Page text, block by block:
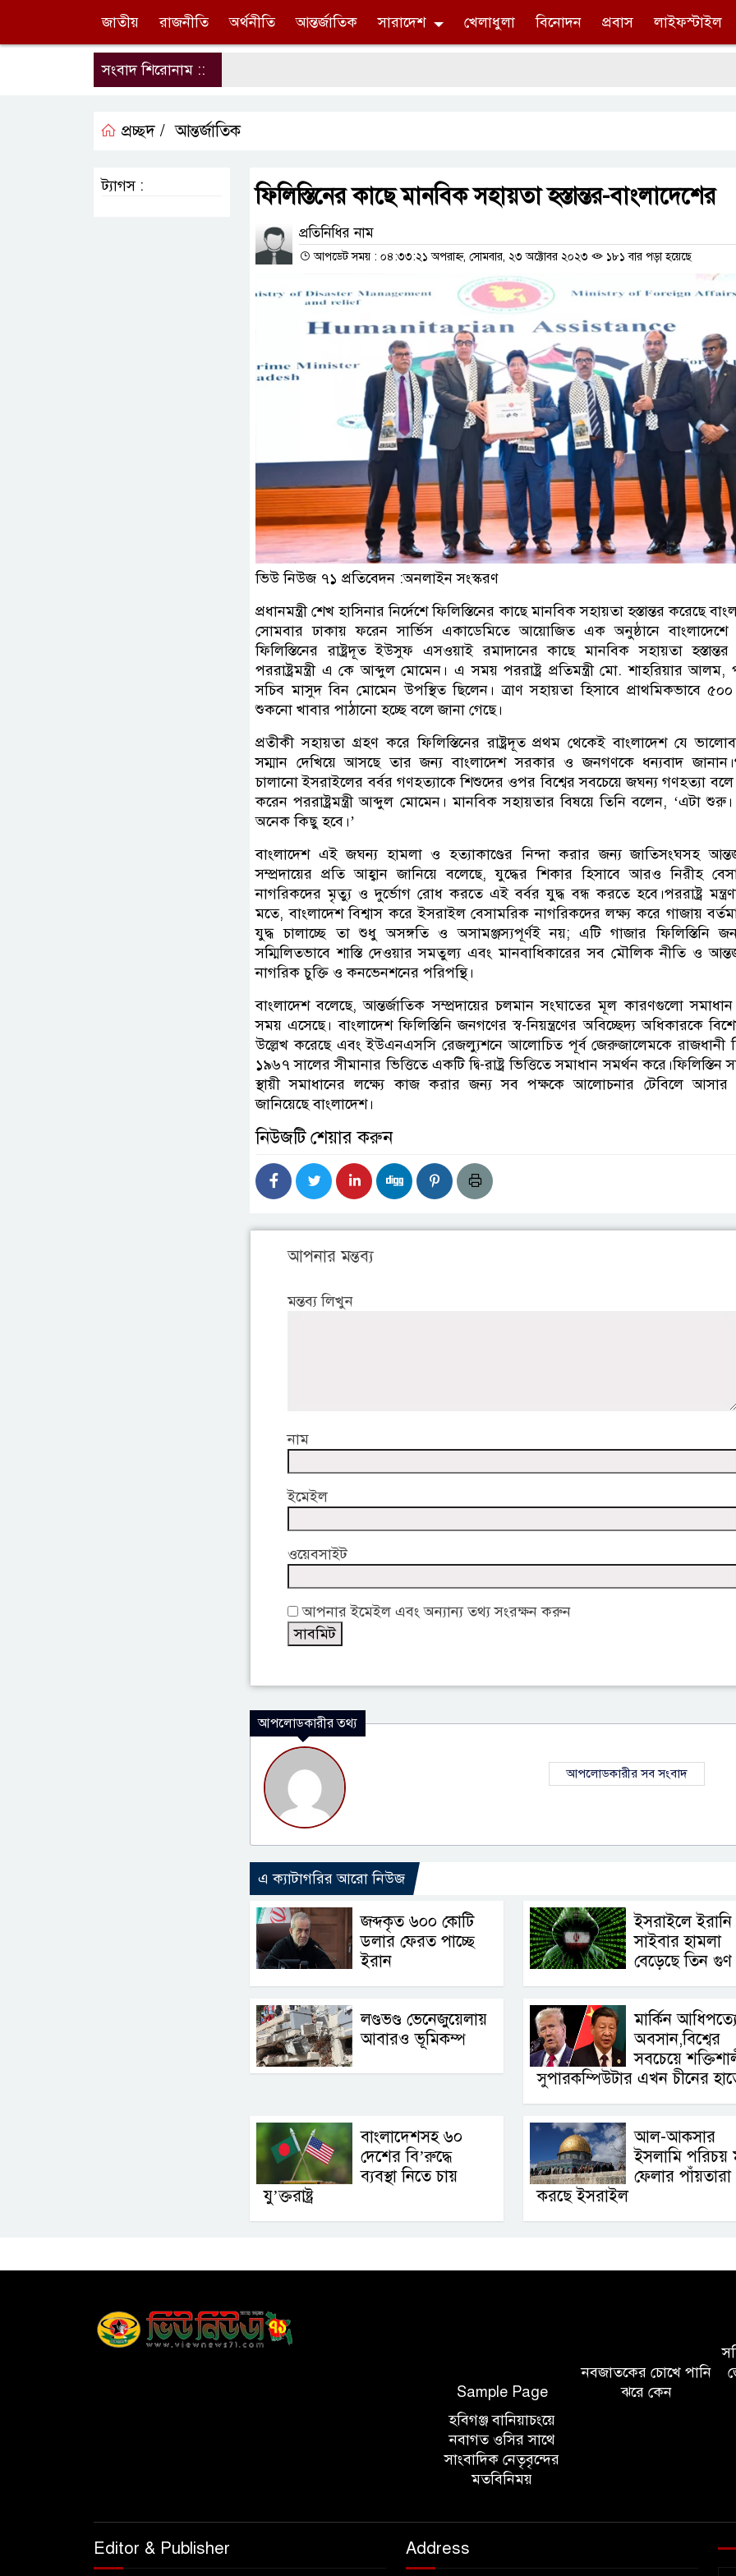
জাতীয় রাজনীতি অর্থনীতি আন্তর্জাতিক সারাদেশ খেলাধুলা বিনোদন প্রবাস লাইফস্টাইল
সংবাদ শিরোনাম ::
প্রচ্ছদ / আন্তর্জাতিক
ফিলিস্তিনের কাছে মানবিক সহায়তা হস্তান্তর-বাংলাদেশের
প্রতিনিধির নাম
আপডেট সময় : ০৪:৩৩:২১ অপরাহ্ন, সোমবার, ২৩ অক্টোবর ২০২৩ ১৮১ বার পড়া হয়েছে
ভিউ নিউজ ৭১ প্রতিবেদন :অনলাইন সংস্করণ
প্রধানমন্ত্রী শেখ হাসিনার নির্দেশে ফিলিস্তিনের কাছে মানবিক সহায়তা হস্তান্তর করেছে
সোমবার ঢাকায় ফরেন সার্ভিস একাডেমিতে আয়োজিত এক অনুষ্ঠানে বাংলাদেশে
ফিলিস্তিনের রাষ্ট্রদূত ইউসুফ এসওয়াই রমাদানের কাছে মানবিক সহায়তা
পররাষ্ট্রমন্ত্রী এ কে আব্দুল মোমেন। এ সময় পররাষ্ট্র প্রতিমন্ত্রী মো. শাহরিয়ার আলম,
সচিব মাসুদ বিন মোমেন উপস্থিত ছিলেন। ত্রাণ সহায়তা হিসাবে প্রাথমিকভাবে
শুকনো খাবার পাঠানো হচ্ছে বলে জানা গেছে।
প্রতীকী সহায়তা গ্রহণ করে ফিলিস্তিনের রাষ্ট্রদূত প্রথম থেকেই বাংলাদেশ যে
সম্মান দেখিয়ে আসছে তার জন্য বাংলাদেশ সরকার ও জনগণকে ধন্যবাদ
চালানো ইসরাইলের বর্বর গণহত্যাকে শিশুদের ওপর বিশ্বের সবচেয়ে জঘন্য গণহত্যা বলে
করেন পররাষ্ট্রমন্ত্রী আব্দুল মোমেন। মানবিক সহায়তার বিষয়ে তিনি বলেন, ‘এটা
অনেক কিছু হবে।’
বাংলাদেশ এই জঘন্য হামলা ও হত্যাকাণ্ডের নিন্দা করার জন্য জাতিসংঘসহ
সম্প্রদায়ের প্রতি আহ্বান জানিয়ে বলেছে, যুদ্ধের শিকার হিসাবে আরও নিরীহ
নাগরিকদের মৃত্যু ও দুর্ভোগ রোধ করতে এই বর্বর যুদ্ধ বন্ধ করতে হবে।পররাষ্ট্র
মতে, বাংলাদেশ বিশ্বাস করে ইসরাইল বেসামরিক নাগরিকদের লক্ষ্য করে গাজায়
যুদ্ধ চালাচ্ছে তা শুধু অসঙ্গতি ও অসামঞ্জস্যপূর্ণই নয়; এটি গাজার ফিলিস্তিনি
সম্মিলিতভাবে শাস্তি দেওয়ার সমতুল্য এবং মানবাধিকারের সব মৌলিক নীতি ও
নাগরিক চুক্তি ও কনভেনশনের পরিপন্থি।
বাংলাদেশ বলেছে, আন্তর্জাতিক সম্প্রদায়ের চলমান সংঘাতের মূল কারণগুলো
সময় এসেছে। বাংলাদেশ ফিলিস্তিনি জনগণের স্ব-নিয়ন্ত্রণের অবিচ্ছেদ্য অধিকারকে
উল্লেখ করেছে এবং ইউএনএসসি রেজল্যুশনে আলোচিত পূর্ব জেরুজালেমকে রাজধানী
১৯৬৭ সালের সীমানার ভিত্তিতে একটি দ্বি-রাষ্ট্র ভিত্তিতে সমাধান সমর্থন করে।ফিলিস্তিন
স্থায়ী সমাধানের লক্ষ্যে কাজ করার জন্য সব পক্ষকে আলোচনার টেবিলে আসার
জানিয়েছে বাংলাদেশ।
নিউজটি শেয়ার করুন
আপনার মন্তব্য
মন্তব্য লিখুন
নাম
ইমেইল
ওয়েবসাইট
আপনার ইমেইল এবং অন্যান্য তথ্য সংরক্ষন করুন
আপলোডকারীর তথ্য
আপলোডকারীর সব সংবাদ
এ ক্যাটাগরির আরো নিউজ
জব্দকৃত ৬০০ কোটি
ডলার ফেরত পাচ্ছে
ইরান
ইসরাইলে ইরানি
সাইবার হামলা
বেড়েছে তিন গুণ
লণ্ডভণ্ড ভেনেজুয়েলায়
আবারও ভূমিকম্প
মার্কিন
অবসান,বিশ্বের
সবচেয়ে
সুপারকম্পিউটার এখন চীনের
বাংলাদেশসহ ৬০
দেশের বি’রুদ্ধে
ব্যবস্থা নিতে চায়
যু’ক্তরাষ্ট্র
আল-আকসার
ইসলামি পরিচয়
ফেলার পাঁয়তারা
করছে ইসরাইল
ট্যাগস :
Sample Page
নবজাতকের চোখে পানি
ঝরে কেন
হবিগঞ্জ বানিয়াচংয়ে
নবাগত ওসির সাথে
সাংবাদিক নেতৃবৃন্দের
মতবিনিময়
Editor & Publisher Address